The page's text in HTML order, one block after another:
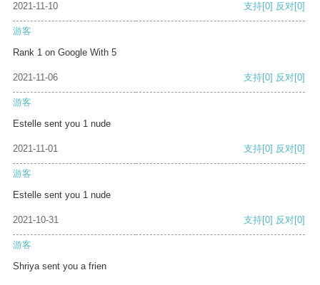
2021-11-10 支持[0] 反对[0]
游客
Rank 1 on Google With 5
2021-11-06 支持[0] 反对[0]
游客
Estelle sent you 1 nude
2021-11-01 支持[0] 反对[0]
游客
Estelle sent you 1 nude
2021-10-31 支持[0] 反对[0]
游客
Shriya sent you a frien